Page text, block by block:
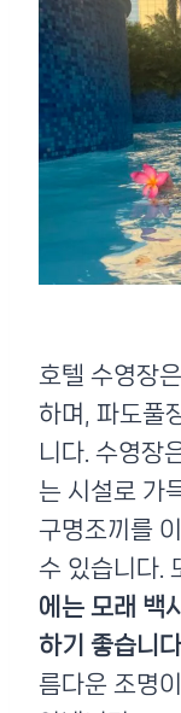
호텔 수영장
하며, 파도풀
니다. 수영장
는 시설로 가
구명조끼를
수 있습니다.
에는 모래 백
하기 좋습니
름다운 조명